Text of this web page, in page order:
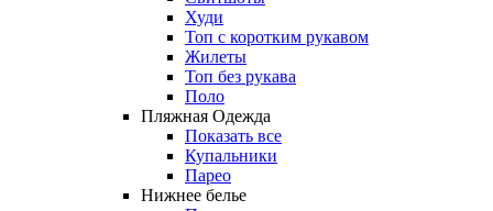
Худи
Топ с коротким рукавом
Жилеты
Топ без рукава
Поло
Пляжная Одежда
Показать все
Купальники
Парео
Нижнее белье